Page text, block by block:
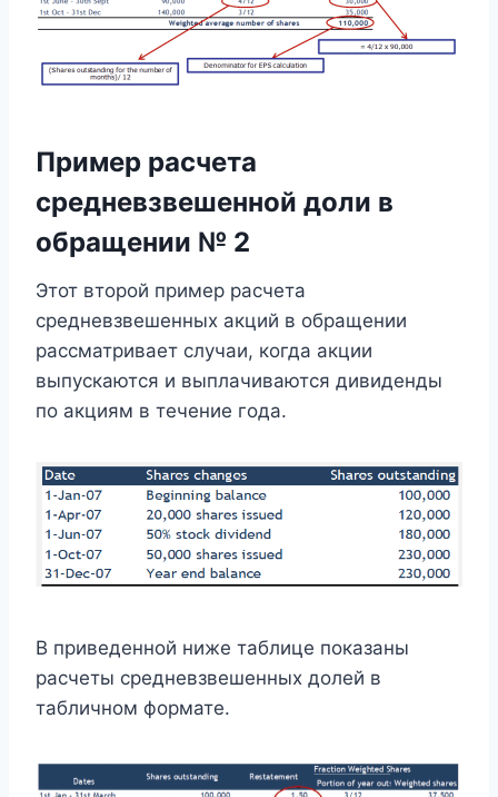
Пример расчета
средневзвешенной доли в
обращении № 2
Этот второй пример расчета
средневзвешенных акций в обращении
рассматривает случаи, когда акции
выпускаются и выплачиваются дивиденды
по акциям в течение года.
В приведенной ниже таблице показаны
расчеты средневзвешенных долей в
табличном формате.